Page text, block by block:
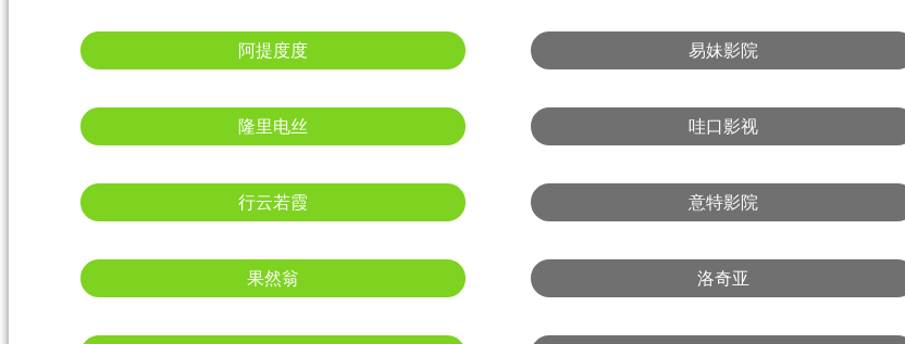
阿提度度 易妹影院
隆里电丝 哇口影视
行云若霞 意特影院
果然翁 洛奇亚